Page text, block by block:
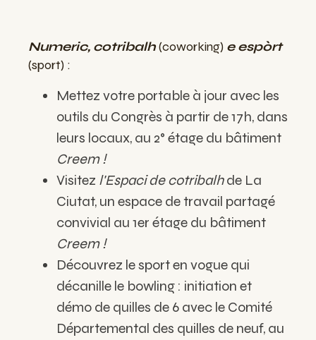
Numeric, cotribalh(coworking) e espòrt
(sport) :
Mettez votre portable à jour avec les
outils du Congrès à partir de 17h, dans
leurs locaux, au 2° étage du bâtiment
Creem !
Visitez l'Espaci de cotribalhde La
Ciutat, un espace de travail partagé
convivial au 1er étage du bâtiment
Creem !
Découvrez le sport en vogue qui
décanille le bowling : initiation et
démo de quilles de 6 avec le Comité
Départemental des quilles de neuf, au